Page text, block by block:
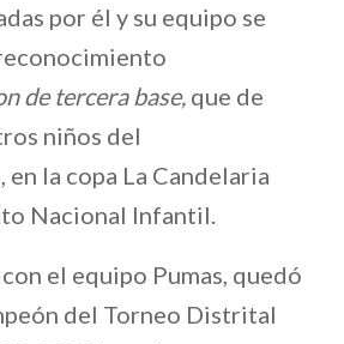
por él y su equipo se
de tercera base, que de
niños del
la copa La Candelaria
Nacional Infantil.
el equipo Pumas, quedó
del Torneo Distrital